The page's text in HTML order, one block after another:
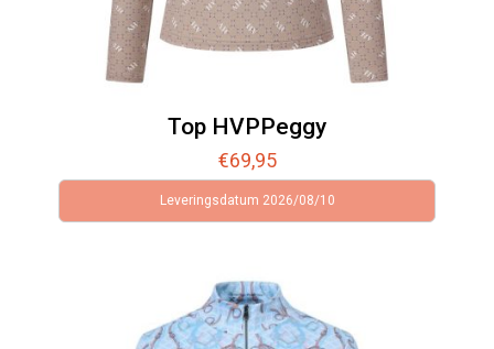
Top HVPPeggy
€69,95
Leveringsdatum 2026/08/10